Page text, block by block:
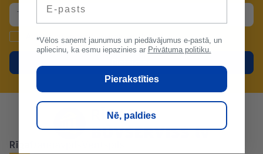
Apstiprinu un piekrītu datu apstrādei
Rīga
*Vēlos saņemt jaunumus un piedāvājumus e-pastā, un
apliecinu, ka esmu iepazinies ar Privātuma politiku.
Pierakstīties
Nē, paldies